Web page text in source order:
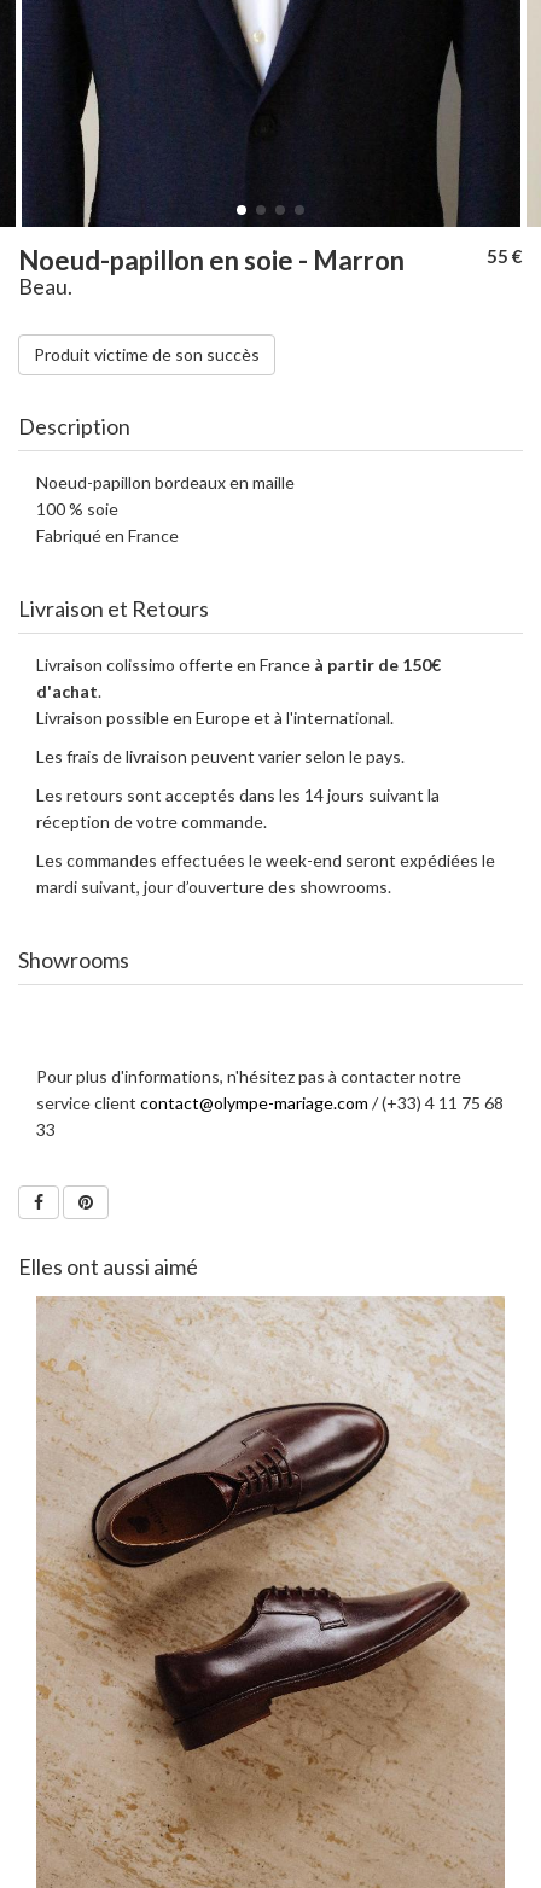
Noeud-papillon en soie - Marron 55 €
Beau.
Produit victime de son succès
Description
Noeud-papillon bordeaux en maille
100 % soie
Fabriqué en France
Livraison et Retours
Livraison colissimo offerte en France à partir de 150€
d'achat.
Livraison possible en Europe et à l'international.
Les frais de livraison peuvent varier selon le pays.
Les retours sont acceptés dans les 14 jours suivant la
réception de votre commande.
Les commandes effectuées le week-end seront expédiées le
mardi suivant, jour d’ouverture des showrooms.
Showrooms
Pour plus d'informations, n'hésitez pas à contacter notre
service client contact@olympe-mariage.com / (+33) 4 11 75 68
33
Elles ont aussi aimé